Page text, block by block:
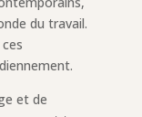
du travail.
et de